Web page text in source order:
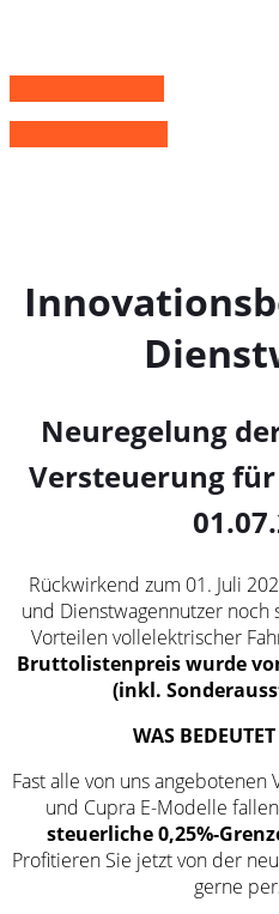
Neuregelung
Versteuerung
Rückwirkend zum 01. Juli
und Dienstwagennutzer
Vorteilen vollelektrischer
Bruttolistenpreis wurde
(inkl.
WAS
Fast alle von uns angebotenen
und Cupra E-Modelle
steuerliche 0,25%-
Profitieren Sie jetzt von der
gerne